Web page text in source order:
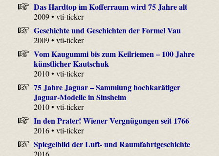
Das Hardtop im Kofferraum wird 75 Jahre alt
2009 • vti-ticker
Geschichte und Geschichten der Formel Vau
2009 • vti-ticker
Vom Kaugummi bis zum Keilriemen – 100 Jahre
künstlicher Kautschuk
2010 • vti-ticker
75 Jahre Jaguar – Sammlung hochkarätiger
Jaguar-Modelle in Sinsheim
2010 • vti-ticker
In den Prater! Wiener Vergnügungen seit 1766
2016 • vti-ticker
Spiegelbild der Luft- und Raumfahrtgeschichte
2016